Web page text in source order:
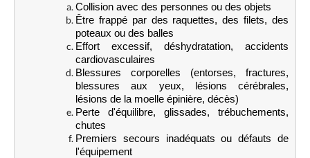
Collision avec des personnes ou des objets
Être frappé par des raquettes, des filets, des
poteaux ou des balles
Effort excessif, déshydratation, accidents
cardiovasculaires
Blessures corporelles (entorses, fractures,
blessures aux yeux, lésions cérébrales,
lésions de la moelle épinière, décès)
Perte d'équilibre, glissades, trébuchements,
chutes
Premiers secours inadéquats ou défauts de
l'équipement